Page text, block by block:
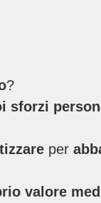
?
sforzi
per
valore